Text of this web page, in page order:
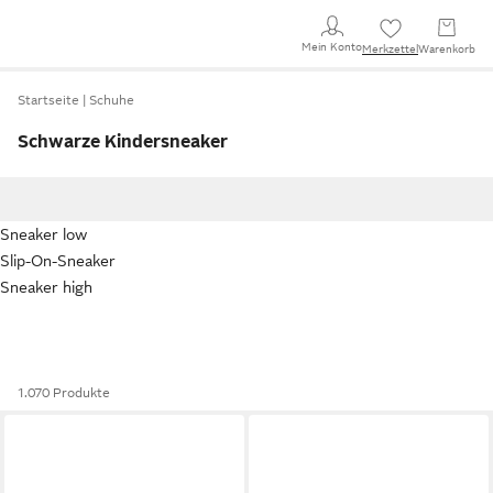
Mein KontoMerkzettel Warenkorb
Startseite Schuhe
Schwarze Kindersneaker
Sneaker low
Slip-On-Sneaker
Sneaker high
1.070 Produkte